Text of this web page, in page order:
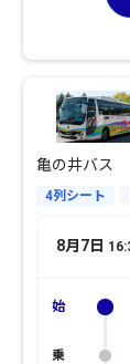
亀の井バス
4列シート
8月7日